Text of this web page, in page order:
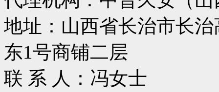
地址：山西省长治市长
东1号商铺二层
联 系 人：冯女士